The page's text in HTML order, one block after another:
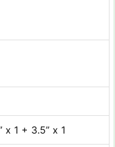
x 1 + 3.5” x 1